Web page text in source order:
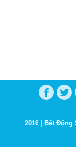
2016 | Bất Động